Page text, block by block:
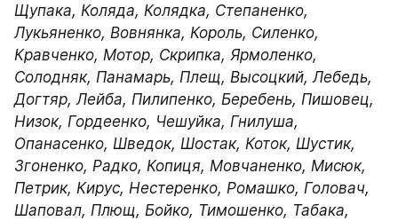
Щупака, Коляда, Колядка, Степаненко,
Лукьяненко, Вовнянка, Король, Силенко,
Кравченко, Мотор, Скрипка, Ярмоленко,
Солодняк, Панамарь, Плещ, Высоцкий, Лебедь,
Догтяр, Лейба, Пилипенко, Беребень, Пишовец,
Низок, Гордеенко, Чешуйка, Гнилуша,
Опанасенко, Шведок, Шостак, Коток, Шустик,
Згоненко, Радко, Копиця, Мовчаненко, Мисюк,
Петрик, Кирус, Нестеренко, Ромашко, Головач,
Шаповал, Плющ, Бойко, Тимошенко, Табака,